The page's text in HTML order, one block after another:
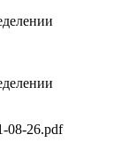
08-26.pdf